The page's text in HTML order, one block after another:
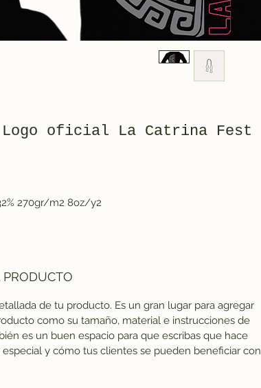
Logo oficial La Catrina Fest
270gr/m2 8oz/y2
de tu producto. Es un gran lugar para agregar
como su tamaño, material e instrucciones de
es un buen espacio para que escribas que hace
y cómo tus clientes se pueden beneficiar con